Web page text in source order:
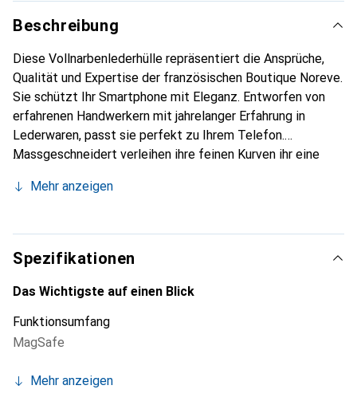
Beschreibung
Diese Vollnarbenlederhülle repräsentiert die Ansprüche,
Qualität und Expertise der französischen Boutique Noreve.
Sie schützt Ihr Smartphone mit Eleganz. Entworfen von
erfahrenen Handwerkern mit jahrelanger Erfahrung in
Lederwaren, passt sie perfekt zu Ihrem Telefon.
Massgeschneidert verleihen ihre feinen Kurven ihr eine
unverzichtbaren Accessoire für Ihr Smartphone.
die Marke Noreve eine zuverlässige Wahl für eine
anspruchsvolle Kundschaft.
Mehr anzeigen
Spezifikationen
Das Wichtigste auf einen Blick
Funktionsumfang
MagSafe
Mehr anzeigen